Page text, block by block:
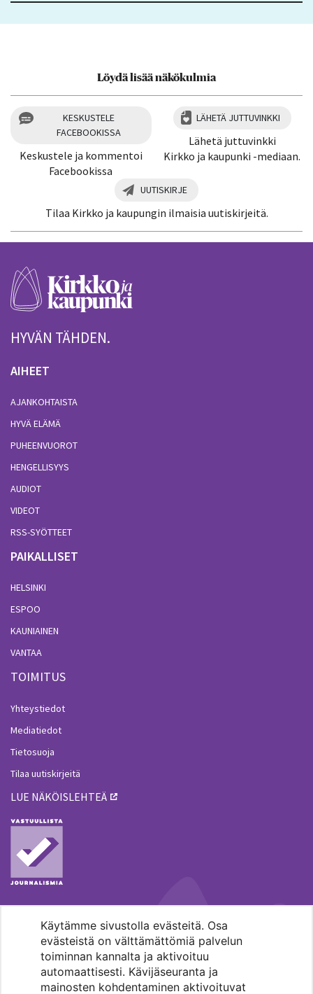
Käytämme sivustolla evästeitä. Osa
evästeistä on välttämättömiä palvelun
toiminnan kannalta ja aktivoituu
automaattisesti. Kävijäseuranta ja
mainosten kohdentaminen aktivoituvat
Löydä lisää näkökulmia
KESKUSTELE
FACEBOOKISSA
Keskustele ja kommentoi
Facebookissa
LÄHETÄ JUTTUVINKKI
Lähetä juttuvinkki
Kirkko ja kaupunki -mediaan.
UUTISKIRJE
Tilaa Kirkko ja kaupungin ilmaisia uutiskirjeitä.
HYVÄN TÄHDEN.
AIHEET
AJANKOHTAISTA
HYVÄ ELÄMÄ
PUHEENVUOROT
HENGELLISYYS
AUDIOT
VIDEOT
RSS-SYÖTTEET
PAIKALLISET
HELSINKI
ESPOO
KAUNIAINEN
VANTAA
TOIMITUS
Yhteystiedot
Mediatiedot
Tietosuoja
Tilaa uutiskirjeitä
LUE NÄKÖISLEHTEÄ
MENOHAKU